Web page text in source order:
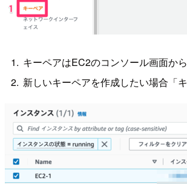
キーペアはEC2のコンソール画面か
新しいキーペアを作成したい場合「